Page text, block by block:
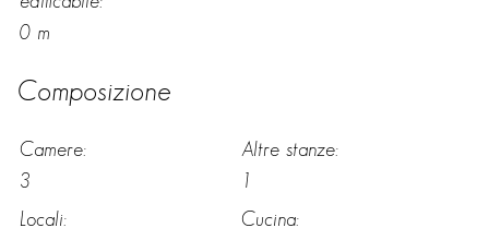
0 m
Composizione
Camere:
3
Altre stanze:
1
Locali:
Cucina: